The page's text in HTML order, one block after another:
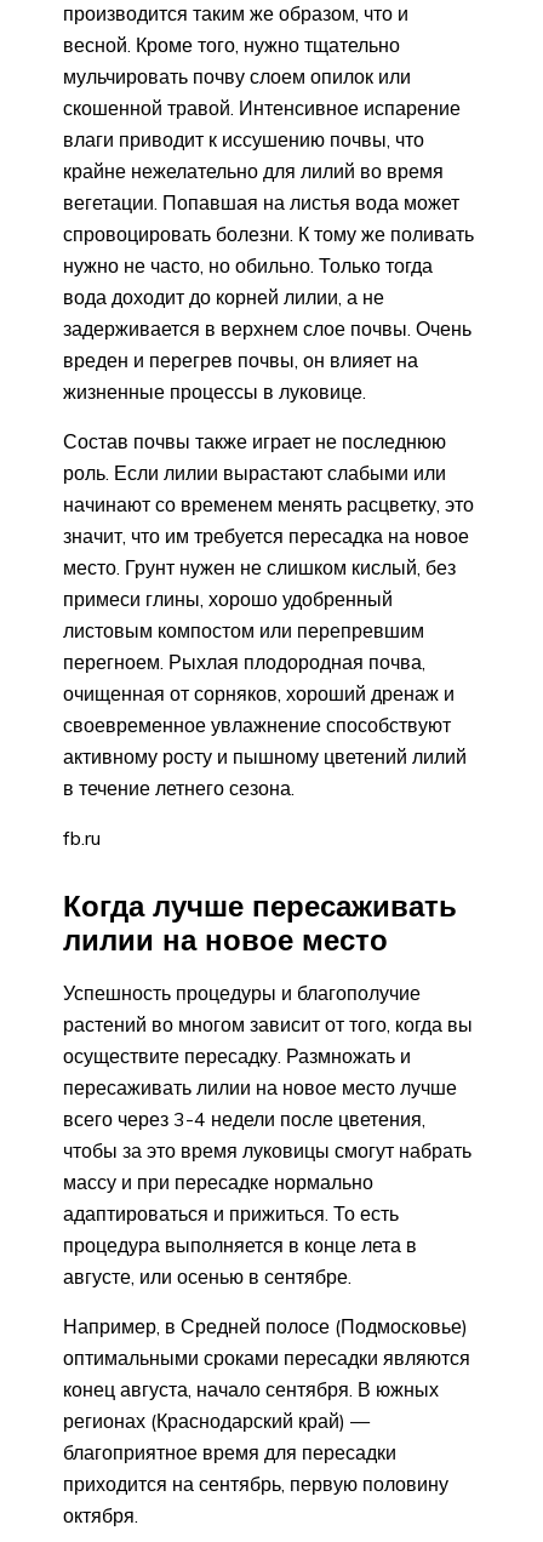
производится таким же образом, что и
весной. Кроме того, нужно тщательно
мульчировать почву слоем опилок или
скошенной травой. Интенсивное испарение
влаги приводит к иссушению почвы, что
крайне нежелательно для лилий во время
вегетации. Попавшая на листья вода может
спровоцировать болезни. К тому же поливать
нужно не часто, но обильно. Только тогда
вода доходит до корней лилии, а не
задерживается в верхнем слое почвы. Очень
вреден и перегрев почвы, он влияет на
жизненные процессы в луковице.
Состав почвы также играет не последнюю
роль. Если лилии вырастают слабыми или
начинают со временем менять расцветку, это
значит, что им требуется пересадка на новое
место. Грунт нужен не слишком кислый, без
примеси глины, хорошо удобренный
листовым компостом или перепревшим
перегноем. Рыхлая плодородная почва,
очищенная от сорняков, хороший дренаж и
своевременное увлажнение способствуют
активному росту и пышному цветений лилий
в течение летнего сезона.
fb.ru
Когда лучше пересаживать
лилии на новое место
Успешность процедуры и благополучие
растений во многом зависит от того, когда вы
осуществите пересадку. Размножать и
пересаживать лилии на новое место лучше
всего через 3-4 недели после цветения,
чтобы за это время луковицы смогут набрать
массу и при пересадке нормально
адаптироваться и прижиться. То есть
процедура выполняется в конце лета в
августе, или осенью в сентябре.
Например, в Средней полосе (Подмосковье)
оптимальными сроками пересадки являются
конец августа, начало сентября. В южных
регионах (Краснодарский край) —
благоприятное время для пересадки
приходится на сентябрь, первую половину
октября.